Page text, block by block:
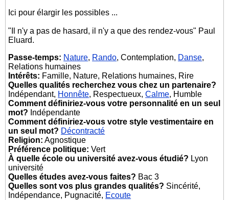
Ici pour élargir les possibles ...
"Il n'y a pas de hasard, il n'y a que des rendez-vous" Paul
Eluard.
Passe-temps: Nature, Rando, Contemplation, Danse,
Relations humaines
Intérêts: Famille, Nature, Relations humaines, Rire
Quelles qualités recherchez vous chez un partenaire?
Indépendant, Honnête, Respectueux,Calme, Humble
Comment définiriez-vous votre personnalité en un seul
mot? Indépendante
Comment définiriez-vous votre style vestimentaire en
un seul mot? Décontracté
Religion: Agnostique
Préférence politique: Vert
À quelle école ou université avez-vous étudié? Lyon
université
Quelles études avez-vous faites? Bac 3
Quelles sont vos plus grandes qualités? Sincérité,
Indépendance, Pugnacité, Ecoute